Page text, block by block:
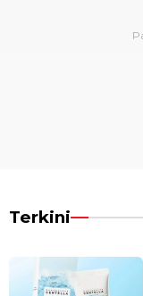
Terkini